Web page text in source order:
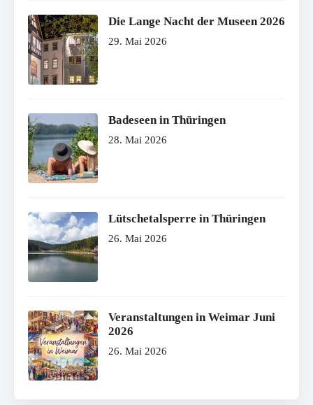
Die Lange Nacht der Museen 2026
29. Mai 2026
Badeseen in Thüringen
28. Mai 2026
Lütschetalsperre in Thüringen
26. Mai 2026
Veranstaltungen in Weimar Juni
2026
26. Mai 2026